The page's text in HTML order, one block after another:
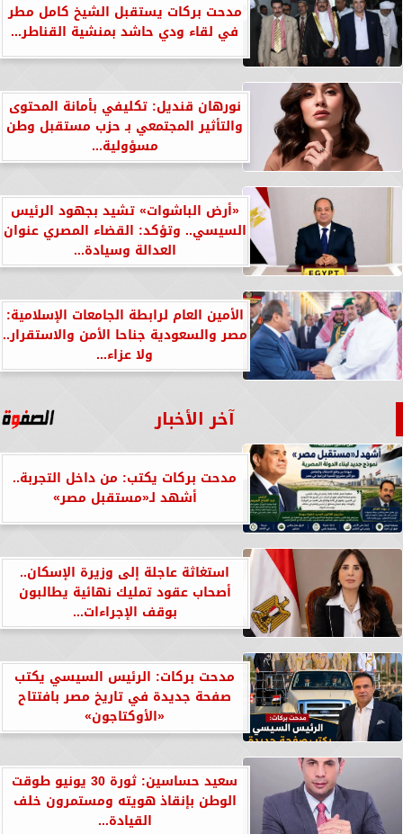
مدحت بركات يستقبل الشيخ كامل مطر
في لقاء ودي حاشد بمنشية القناطر...
نورهان قنديل: تكليفي بأمانة المحتوى
والتأثير المجتمعي بـ حزب مستقبل وطن
مسؤولية...
«أرض الباشوات» تشيد بجهود الرئيس
السيسي.. وتؤكد: القضاء المصري عنوان
العدالة وسيادة...
الأمين العام لرابطة الجامعات الإسلامية:
مصر والسعودية جناحا الأمن والاستقرار..
ولا عزاء...
آخر الأخبار
مدحت بركات يكتب: من داخل التجربة..
أشهد لـ«مستقبل مصر»
استغاثة عاجلة إلى وزيرة الإسكان..
أصحاب عقود تمليك نهائية يطالبون
بوقف الإجراءات...
مدحت بركات: الرئيس السيسي يكتب
صفحة جديدة في تاريخ مصر بافتتاح
«الأوكتاجون»
سعيد حساسين: ثورة 30 يونيو طوقت
الوطن بإنقاذ هويته ومستمرون خلف
القيادة...